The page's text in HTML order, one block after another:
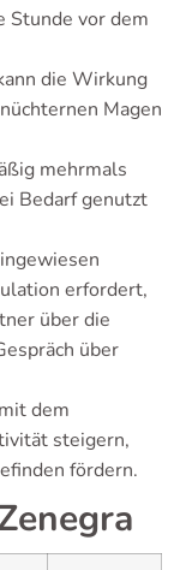
Stunde vor dem
die Wirkung
Magen
mehrmals
Bedarf genutzt
erfordert,
über die
über
dem
steigern,
fördern.